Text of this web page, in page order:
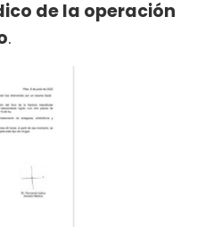
de la operación
.